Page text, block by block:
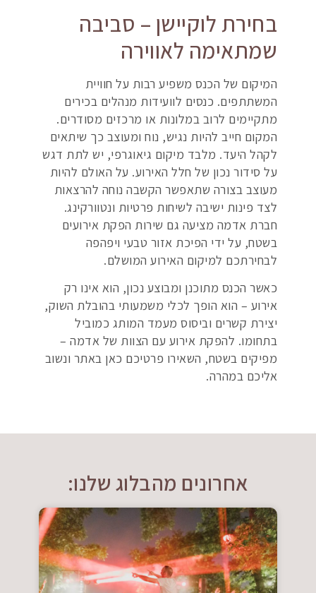
בחירת לוקיישן – סביבה
שמתאימה לאווירה
המיקום של הכנס משפיע רבות על חוויית
המשתתפים. כנסים לוועידות מנהלים בכירים
מתקיימים לרוב במלונות או מרכזים מסודרים.
המקום חייב להיות נגיש, נוח ומעוצב כך שיתאים
לקהל היעד. מלבד מיקום גיאוגרפי, יש לתת דגש
על סידור נכון של חלל האירוע. על האולם להיות
מעוצב בצורה שתאפשר הקשבה נוחה להרצאות
לצד פינות ישיבה לשיחות פרטיות ונטוורקינג.
חברת אדמה מציעה גם שירות הפקת אירועים
בשטח, על ידי הפיכת אזור טבעי ויפהפה
לבחירתכם למיקום האירוע המושלם.
כאשר הכנס מתוכנן ומבוצע נכון, הוא אינו רק
אירוע – הוא הופך לכלי משמעותי בהובלת השוק,
יצירת קשרים וביסוס מעמד המותג כמוביל
בתחומו. להפקת אירוע עם הצוות של אדמה –
מפיקים בשטח, השאירו פרטיכם כאן באתר ונשוב
אליכם במהרה.
אחרונים מהבלוג שלנו: